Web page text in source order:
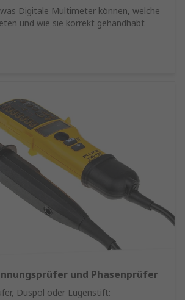
was Digitale Multimeter können, welche
und wie sie korrekt gehandhabt
und Phasenprüfer
Duspol oder Lügenstift: